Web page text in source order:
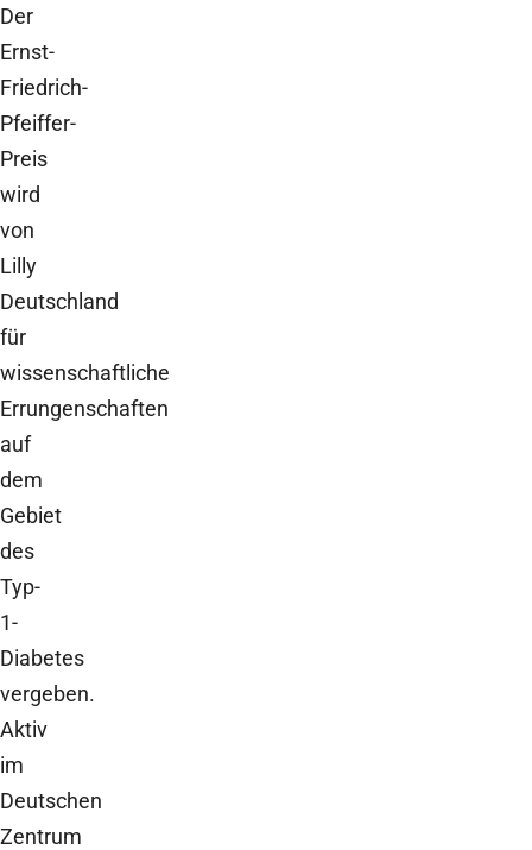
Der
Ernst-
Friedrich-
Pfeiffer-
Preis
wird
von
Lilly
Deutschland
für
wissenschaftliche
Errungenschaften
auf
dem
Gebiet
des
Typ-
1-
Diabetes
vergeben.
Aktiv
im
Deutschen
Zentrum